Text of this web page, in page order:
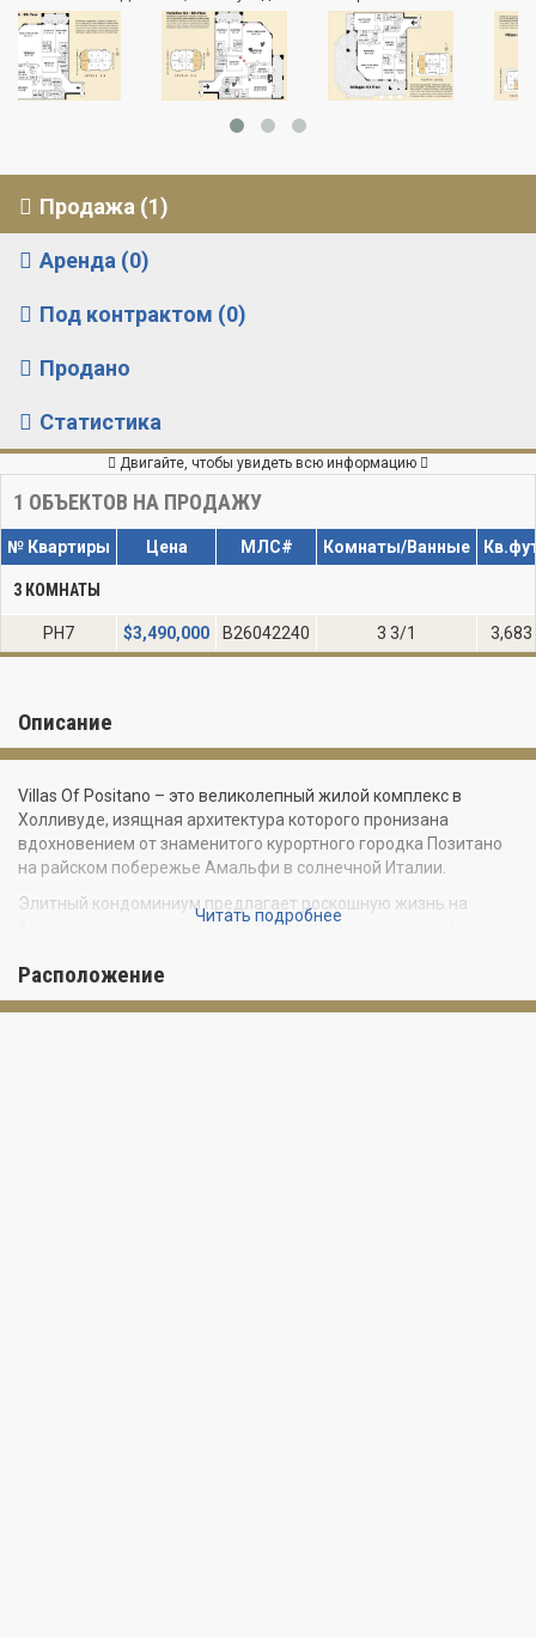
Продажа (1)
Аренда (0)
Под контрактом (0)
Продано
Статистика
Двигайте, чтобы увидеть всю информацию
1 ОБЪЕКТОВ НА ПРОДАЖУ
№ Квартиры Цена МЛС# Комнаты/Ванные
3 КОМНАТЫ
PH7 $3,490,000 B26042240 3 3/1 3,683
Описание
Villas Of Positano – это великолепный жилой комплекс в
Холливуде, изящная архитектура которого пронизана
вдохновением от знаменитого курортного городка Позитано
на райском побережье Амальфи в солнечной Италии.
Элитный кондоминиум предлагает роскошную жизнь на
берегу океана в шикарных апартаментах, пентхаусах и
гавани.
Изысканная башня насчитывает 62 эксклюзивных резиденции
Читать подробнее
Расположение